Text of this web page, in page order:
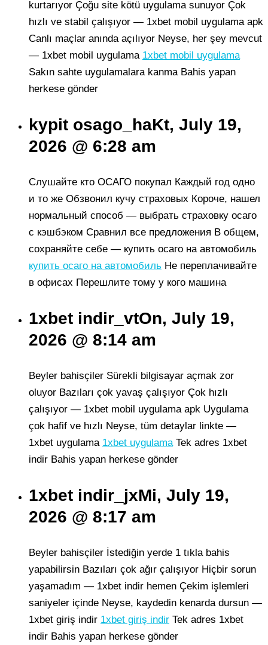
kurtarıyor Çoğu site kötü uygulama sunuyor Çok
hızlı ve stabil çalışıyor — 1xbet mobil uygulama apk
Canlı maçlar anında açılıyor Neyse, her şey mevcut
— 1xbet mobil uygulama 1xbet mobil uygulama
Sakın sahte uygulamalara kanma Bahis yapan
herkese gönder
kypit osago_haKt, July 19,
2026 @ 6:28 am
Слушайте кто ОСАГО покупал Каждый год одно
и то же Обзвонил кучу страховых Короче, нашел
нормальный способ — выбрать страховку осаго
с кэшбэком Сравнил все предложения В общем,
сохраняйте себе — купить осаго на автомобиль
купить осаго на автомобиль Не переплачивайте
в офисах Перешлите тому у кого машина
1xbet indir_vtOn, July 19,
2026 @ 8:14 am
Beyler bahisçiler Sürekli bilgisayar açmak zor
oluyor Bazıları çok yavaş çalışıyor Çok hızlı
çalışıyor — 1xbet mobil uygulama apk Uygulama
çok hafif ve hızlı Neyse, tüm detaylar linkte —
1xbet uygulama 1xbet uygulamaTek adres 1xbet
indir Bahis yapan herkese gönder
1xbet indir_jxMi, July 19,
2026 @ 8:17 am
Beyler bahisçiler İstediğin yerde 1 tıkla bahis
yapabilirsin Bazıları çok ağır çalışıyor Hiçbir sorun
yaşamadım — 1xbet indir hemen Çekim işlemleri
saniyeler içinde Neyse, kaydedin kenarda dursun —
1xbet giriş indir 1xbet giriş indir Tek adres 1xbet
indir Bahis yapan herkese gönder